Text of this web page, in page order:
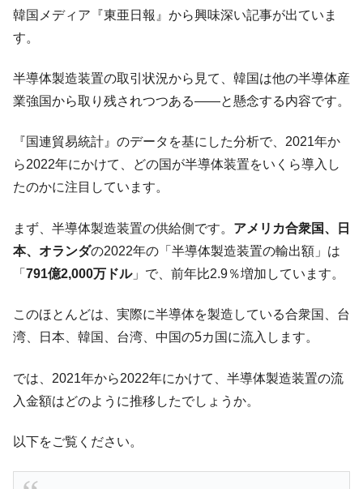
韓国･李在明さっそく不動産対策で浅薄な発
言。
『Money1』
『韓国銀行』が「金の保有量を増やしま
す」⇒「金を経由するドル入手」手段ではないのか？
『Money1』
韓国･外為取引量「1日当たり1,214.4億ド
ル」まで拡大 ⇒ 海外資金の動きに強く左右される状態
『Money1』
韓国･帰ってきた李在明。李在明を支持しな
『Money1』
韓国大統領府ボンクラ政策室長が告発され
た ⇒ 国家が行った恐るべき株価操作であり、空前の国政壟
断
動」
『Money1』
中国だけが鉄鋼輸出を異常増加させる ⇒ 中
『Money1』
韓国製造業「半導体絶好調」のウラで他業
種は全般的「不調」⇒ PSIが示す現況は決して良くない。
ン』1人当たり賠償10万ウォンを認定 ⇒ 総額3兆7,000億
『Money1』 韓国で猛暑。南東部では干ばつ
韓国メディア『東亜日報』から興味深い記事が出ていま
す。
半導体製造装置の取引状況から見て、韓国は他の半導体産
業強国から取り残されつつある――と懸念する内容です。
『国連貿易統計』のデータを基にした分析で、2021年か
ら2022年にかけて、どの国が半導体装置をいくら導入し
たのかに注目しています。
まず、半導体製造装置の供給側です。 アメリカ合衆国、日
本、オランダの2022年の「半導体製造装置の輸出額」は
「 791億2,000万ドル」で、前年比2.9％増加しています。
このほとんどは、実際に半導体を製造している合衆国、台
湾、日本、韓国、台湾、中国の5カ国に流入します。
では、2021年から2022年にかけて、半導体製造装置の流
入金額はどのように推移したでしょうか。
以下をご覧ください。